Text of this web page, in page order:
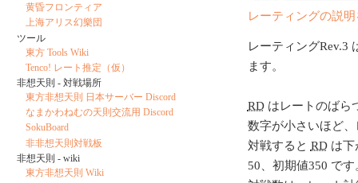
レーティングの説
レーティングRev.3
ます。
RDはレートのばら
数字が小さいほど
対戦すると RDは下
50、初期値350 です
黄昏フロンティア
上海アリス幻樂団
ツール
東方 Tools Wiki
Tenco! レート推定（仮）
非想天則 - 対戦場所
東方非想天則 日本サーバー Discord
なまかわねむの天則交流用 Discord
SokuBoard
非非想天則対戦板
非想天則 - wiki
東方非想天則 Wiki